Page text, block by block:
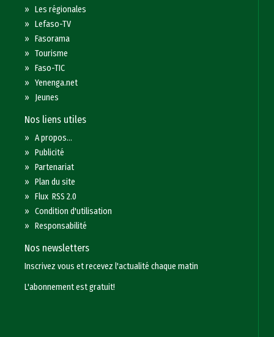
»Les régionales
»Lefaso-TV
»Fasorama
»Tourisme
»Faso-TIC
»Yenenga.net
» Jeunes
Nos liens utiles
»A propos...
»Publicité
»Partenariat
»Plan du site
»Flux RSS 2.0
»Condition d'utilisation
»Responsabilité
Nos newsletters
Inscrivez vous et recevez l'actualité chaque matin
L'abonnement est gratuit!